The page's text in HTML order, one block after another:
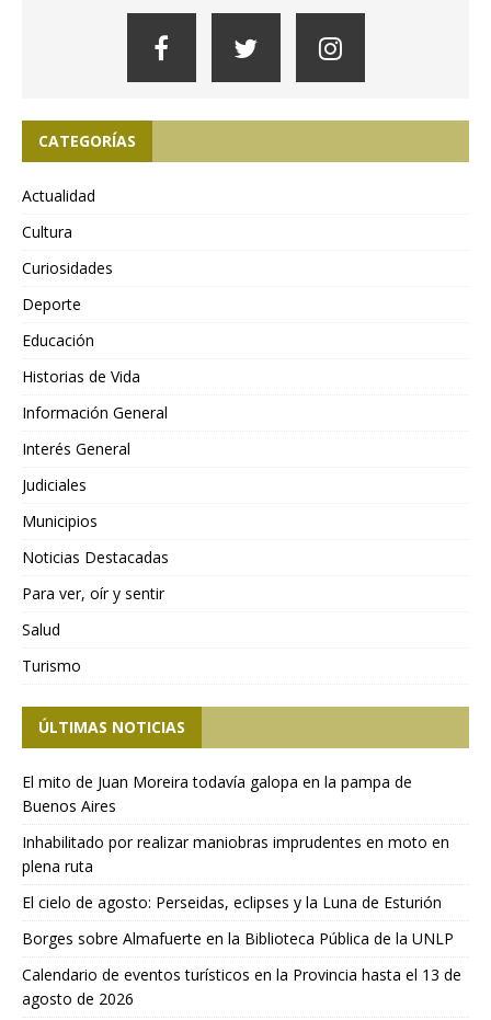
CATEGORÍAS
Actualidad
Cultura
Curiosidades
Deporte
Educación
Historias de Vida
Información General
Interés General
Judiciales
Municipios
Noticias Destacadas
Para ver, oír y sentir
Salud
Turismo
ÚLTIMAS NOTICIAS
El mito de Juan Moreira todavía galopa en la pampa de
Buenos Aires
Inhabilitado por realizar maniobras imprudentes en moto en
plena ruta
El cielo de agosto: Perseidas, eclipses y la Luna de Esturión
Borges sobre Almafuerte en la Biblioteca Pública de la UNLP
Calendario de eventos turísticos en la Provincia hasta el 13 de
agosto de 2026